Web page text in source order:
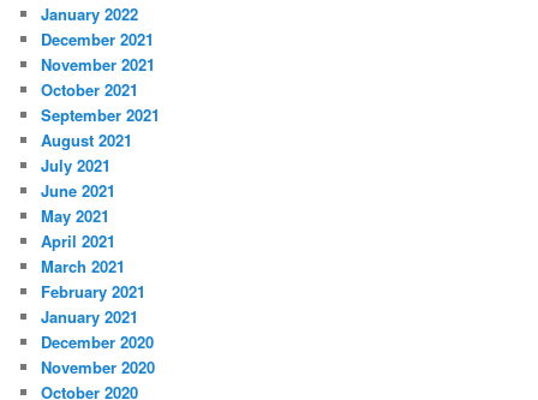
January 2022
December 2021
November 2021
October 2021
September 2021
August 2021
July 2021
June 2021
May 2021
April 2021
March 2021
February 2021
January 2021
December 2020
November 2020
October 2020